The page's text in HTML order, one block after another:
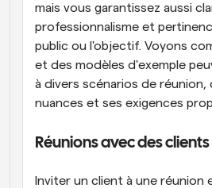
mais vous garantissez aussi
professionnalisme et
public ou l'objectif. Voyons
et des modèles d'exemple
à divers scénarios de réunion,
nuances et ses exigences
Réunions avec des clients
Inviter un client à une réunion